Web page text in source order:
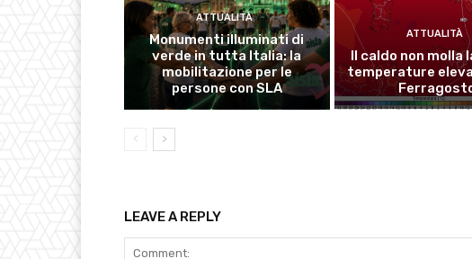
ATTUALITÀ
Monumenti illuminati di
verde in tutta Italia: la
mobilitazione per le
persone con SLA
ATTUALITÀ
Il caldo non molla
temperature
LEAVE A REPLY